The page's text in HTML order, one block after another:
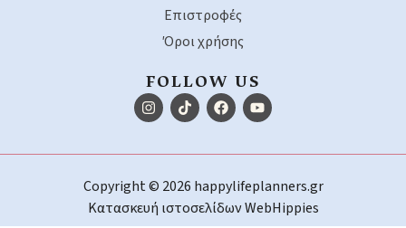
Επιστροφές
Όροι χρήσης
FOLLOW US
Copyright © 2026 happylifeplanners.gr
Κατασκευή ιστοσελίδωνWebHippies